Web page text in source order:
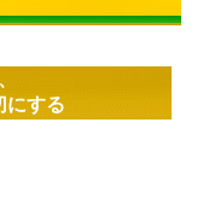
にする